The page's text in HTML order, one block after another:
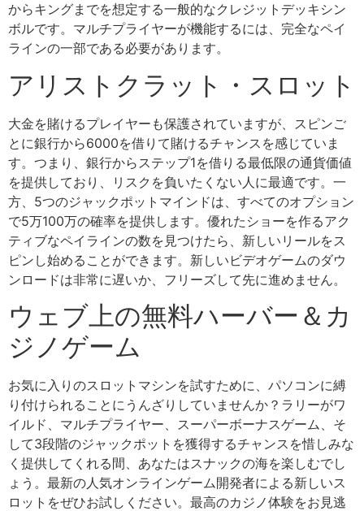
からキングまでを想定する一般的なクレジットデッキシン
ボルです。マルチプライヤーが機能するには、完全なペイ
ラインの一部である必要があります。
アリストクラット・スロット
大金を賭けるプレイヤーも保護されていますが、スピンご
とに銀行から6000を借りて賭けるチャンスを感じていま
す。つまり、銀行からステップ1を借りる最低限の通貨価値
を提供しており、リスクを負いたくない人に最適です。一
方、5つのジャックポットマインドは、すべてのオプション
で5万100万の確率を提供します。優れたショーを作るアク
ティブなペイラインの数を見つけたら、新しいリールをス
ピンし始めることができます。新しいビデオゲームのダウ
ンロードは非常に遅いか、フリーズして先に進めません。
ウェブ上の無料ハーバー＆カ
ジノゲーム
お気に入りのスロットマシンを試すために、パソコンに縛
り付けられることにうんざりしていませんか？ラリーがワ
イルド、マルチプライヤー、スーパーボーナスゲーム、そ
して3段階のジャックポットを獲得するチャンスを惜しみな
く提供してくれる間、あなたはスナックの海を楽しむでし
ょう。最新の人気オンラインゲーム開発者による新しいス
ロットをぜひお試しください。最高のカジノ体験をお見逃